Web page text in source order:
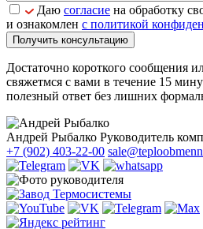
Даю согласие на обработку
и ознакомлен с политикой
Получить консультацию
Достаточно короткого сообщения
свяжетмся с вами в течение 15
полезный ответ без лишних
Андрей Рыбалко Руководитель
+7 (902) 403-22-00